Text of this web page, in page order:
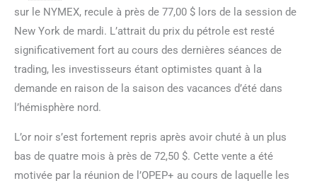
sur le NYMEX, recule à près de 77,00 $ lors de la session de
New York de mardi. L’attrait du prix du pétrole est resté
significativement fort au cours des dernières séances de
trading, les investisseurs étant optimistes quant à la
demande en raison de la saison des vacances d’été dans
l’hémisphère nord.
L’or noir s’est fortement repris après avoir chuté à un plus
bas de quatre mois à près de 72,50 $. Cette vente a été
motivée par la réunion de l’OPEP+ au cours de laquelle les